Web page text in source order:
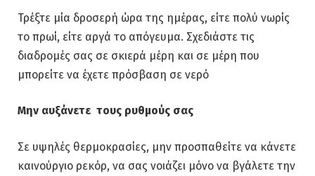
Τρέξτε μία δροσερή ώρα της ημέρας, είτε πολύ νωρίς
το πρωί, είτε αργά το απόγευμα. Σχεδιάστε τις
διαδρομές σας σε σκιερά μέρη και σε μέρη που
μπορείτε να έχετε πρόσβαση σε νερό
Μην αυξάνετε τους ρυθμούς σας
Σε υψηλές θερμοκρασίες, μην προσπαθείτε να κάνετε
καινούργιο ρεκόρ, να σας νοιάζει μόνο να βγάλετε την